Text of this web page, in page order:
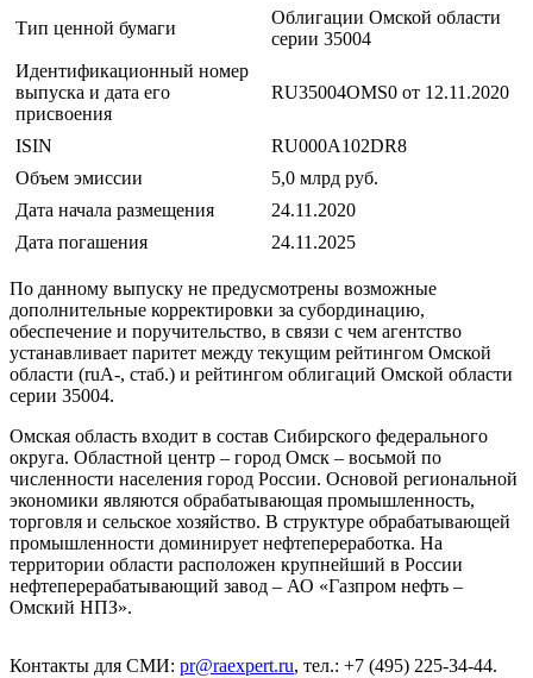
Тип ценной бумаги
Облигации Омской области
серии 35004
Идентификационный номер
выпуска и дата его
присвоения
RU35004OMS0 от 12.11.2020
ISIN
RU000A102DR8
Объем эмиссии
5,0 млрд руб.
Дата начала размещения
24.11.2020
Дата погашения
24.11.2025
По данному выпуску не предусмотрены возможные
дополнительные корректировки за субординацию,
обеспечение и поручительство, в связи с чем агентство
устанавливает паритет между текущим рейтингом Омской
области (ruА-, стаб.) и рейтингом облигаций Омской области
серии 35004.
Омская область входит в состав Сибирского федерального
округа. Областной центр – город Омск – восьмой по
численности населения город России. Основой региональной
экономики являются обрабатывающая промышленность,
торговля и сельское хозяйство. В структуре обрабатывающей
промышленности доминирует нефтепереработка. На
территории области расположен крупнейший в России
нефтеперерабатывающий завод – АО «Газпром нефть –
Омский НПЗ».
Контакты для СМИ: pr@raexpert.ru, тел.: +7 (495) 225-34-44.